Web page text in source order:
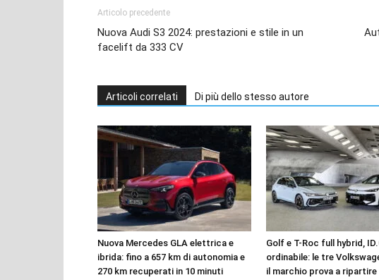
Articolo precedente
Nuova Audi S3 2024: prestazioni e stile in un
facelift da 333 CV
Articoli correlati Di più dello stesso autore
Nuova Mercedes GLA elettrica e
ibrida: fino a 657 km di autonomia e
270 km recuperati in 10 minuti
Golf e T-Roc full hybrid,
ordinabile: le tre
il marchio prova a ripartire